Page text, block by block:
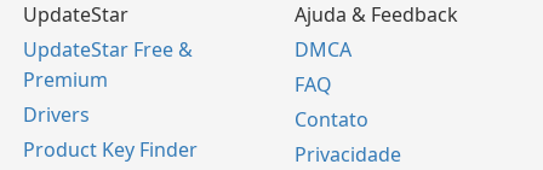
UpdateStar
UpdateStar Free &
Premium
Drivers
Product Key Finder
Ajuda & Feedback
DMCA
FAQ
Contato
Privacidade